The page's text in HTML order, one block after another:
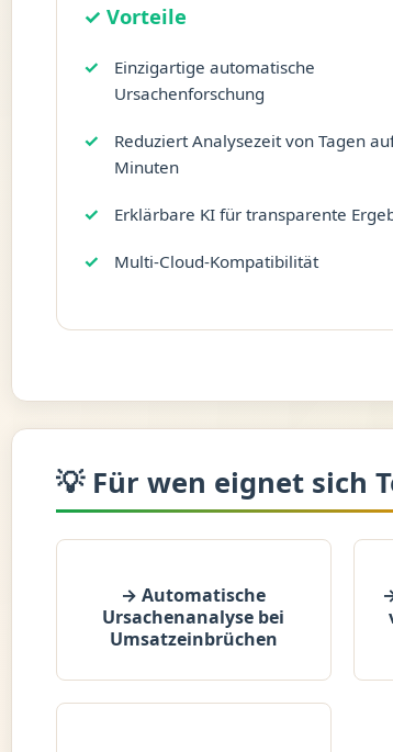
✓ Vorteile
Einzigartige automatische
Ursachenforschung
Reduziert Analysezeit von Tagen
Minuten
Erklärbare KI für transparente
Multi-Cloud-Kompatibilität
💡 Für wen eignet sich
→ Automatische
Ursachenanalyse bei
Umsatzeinbrüchen